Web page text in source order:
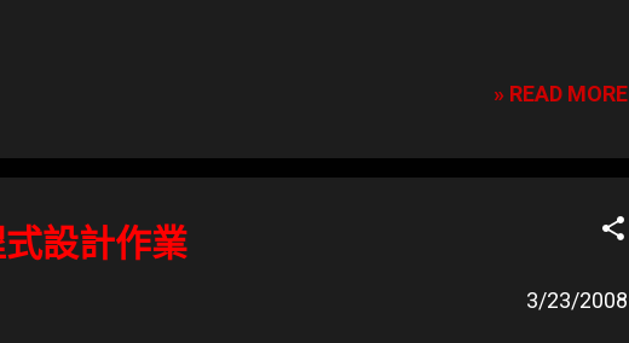
» READ MORE
式設計作業
3/23/2008